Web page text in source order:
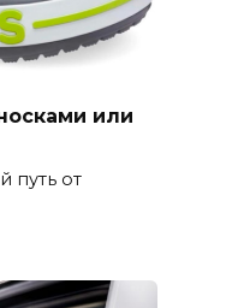
или
путь от